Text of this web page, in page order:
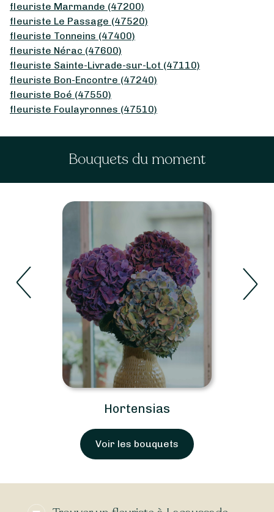
fleuriste Marmande (47200)
fleuriste Le Passage (47520)
fleuriste Tonneins (47400)
fleuriste Nérac (47600)
fleuriste Sainte-Livrade-sur-Lot (47110)
fleuriste Bon-Encontre (47240)
fleuriste Boé (47550)
fleuriste Foulayronnes (47510)
Bouquets du moment
Hortensias
Voir les bouquets